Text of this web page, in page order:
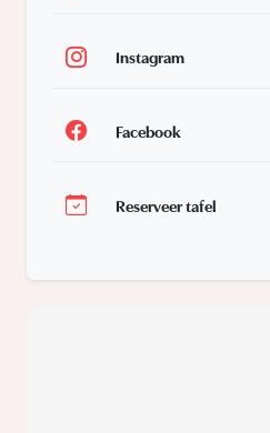
Instagram
Facebook
Reserveer tafel